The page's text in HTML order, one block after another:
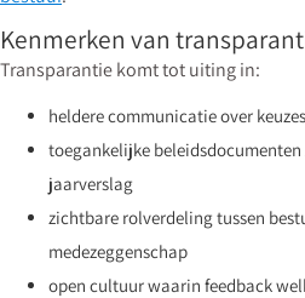
Kenmerken van
Transparantie komt tot uiting in:
heldere communicatie over
toegankelijke beleidsdocumenten
jaarverslag
zichtbare rolverdeling tussen
medezeggenschap
open cultuur waarin feedback